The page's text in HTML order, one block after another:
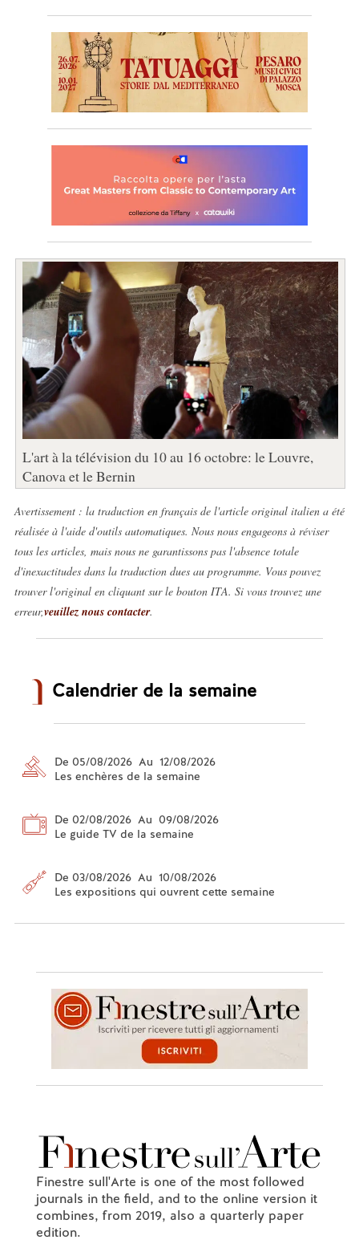
L'art à la télévision du 10 au 16 octobre: le Louvre,
Canova et le Bernin
Avertissement : la traduction en français de l'article original italien a été
réalisée à l'aide d'outils automatiques. Nous nous engageons à réviser
tous les articles, mais nous ne garantissons pas l'absence totale
d'inexactitudes dans la traduction dues au programme. Vous pouvez
trouver l'original en cliquant sur le bouton ITA. Si vous trouvez une
erreur,veuillez nous contacter.
Calendrier de la semaine
De 05/08/2026 Au 12/08/2026
Les enchères de la semaine
De 02/08/2026 Au 09/08/2026
Le guide TV de la semaine
De 03/08/2026 Au 10/08/2026
Les expositions qui ouvrent cette semaine
Finestre sull'Arte is one of the most followed
journals in the field, and to the online version it
combines, from 2019, also a quarterly paper
edition.